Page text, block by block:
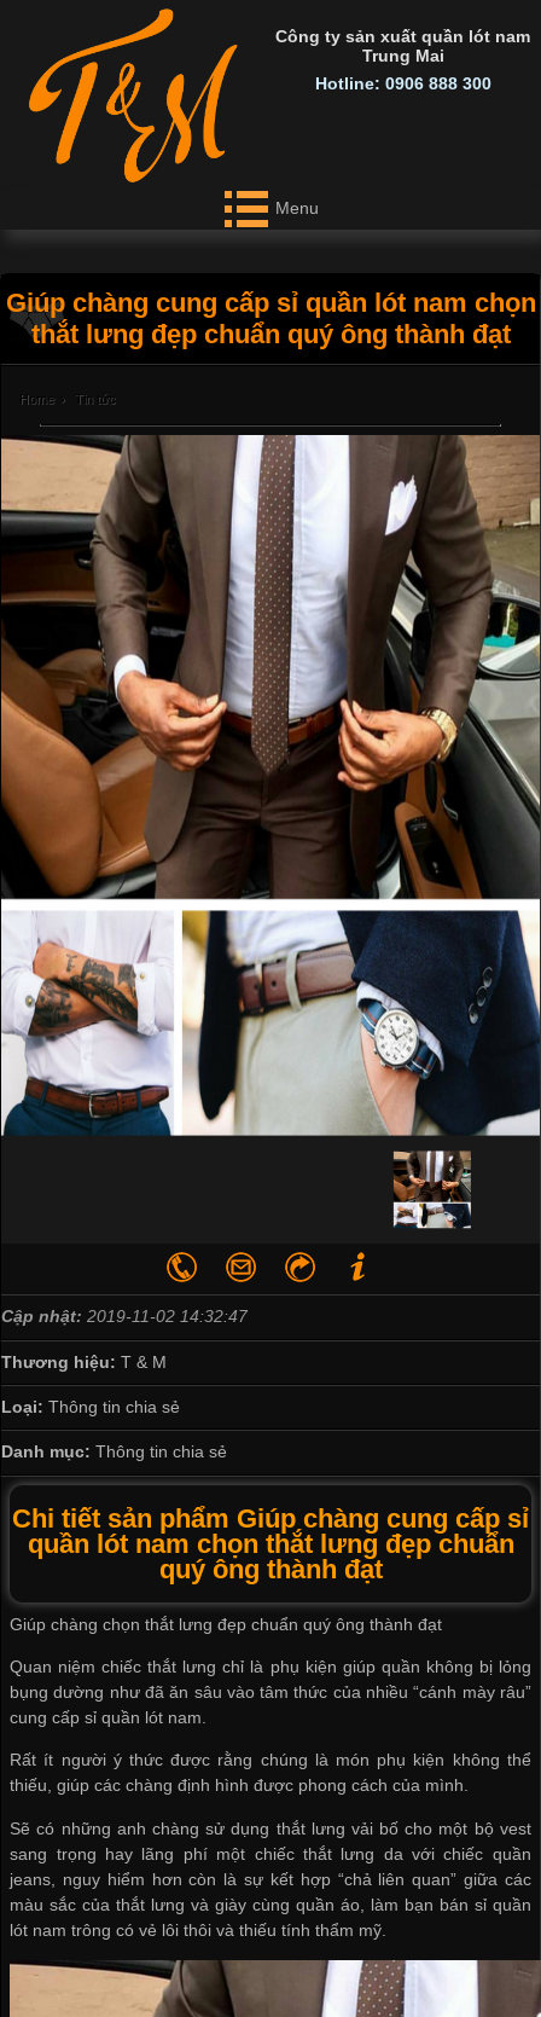
Công ty sản xuất quần lót nam
Trung Mai
Hotline: 0906 888 300
Menu
Giúp chàng cung cấp sỉ quần lót nam chọn
thắt lưng đẹp chuẩn quý ông thành đạt
Home › Tin tức
Cập nhật: 2019-11-02 14:32:47
Thương hiệu: T & M
Loại: Thông tin chia sẻ
Danh mục: Thông tin chia sẻ
Chi tiết sản phẩm Giúp chàng cung cấp sỉ
quần lót nam chọn thắt lưng đẹp chuẩn
quý ông thành đạt
Giúp chàng chọn thắt lưng đẹp chuẩn quý ông thành đạt
Quan niệm chiếc thắt lưng chỉ là phụ kiện giúp quần không bị lỏng
bụng dường như đã ăn sâu vào tâm thức của nhiều “cánh mày râu”
cung cấp sỉ quần lót nam
Rất ít người ý thức được rằng chúng là món phụ kiện không thể
thiếu, giúp các chàng định hình được phong cách của mình.
Sẽ có những anh chàng sử dụng thắt lưng vải bố cho một bộ vest
sang trọng hay lãng phí một chiếc thắt lưng da với chiếc quần
jeans, nguy hiểm hơn còn là sự kết hợp “chả liên quan” giữa các
màu sắc của thắt lưng và giày cùng quần áo, làm bạn bán sỉ quần
lót nam trông có vẻ lôi thôi và thiếu tính thẩm mỹ.